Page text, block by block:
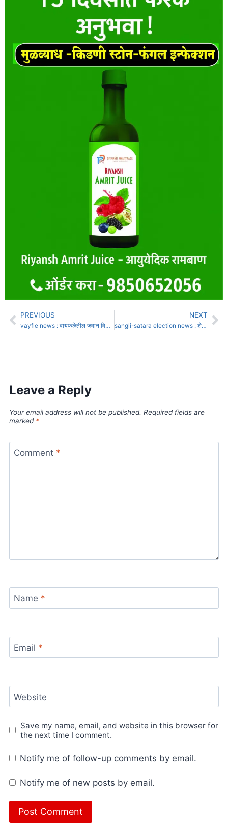
PREVIOUS
vayfle news : वायफळेतील जवान विशाल घोडके कानपूरमध्ये शहीद
NEXT
sangli-satara election news : शेखर गोरे यांची जोरदार तयारी; राजकीय वातावरण तापले
Leave a Reply
Your email address will not be published. Required fields are
marked *
Comment *
Name *
Email *
Website
Save my name, email, and website in this browser for
the next time I comment.
Notify me of follow-up comments by email.
Notify me of new posts by email.